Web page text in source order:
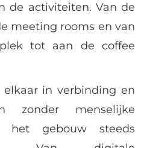
de activiteiten. Van de
meeting rooms en van
tot aan de coffee
in verbinding en
zonder menselijke
het gebouw steeds